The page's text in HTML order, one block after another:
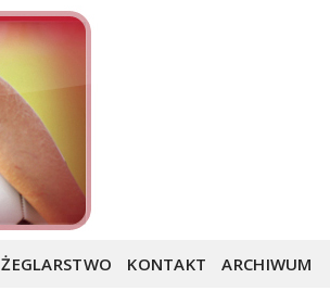
ŻEGLARSTWO KONTAKT ARCHIWUM